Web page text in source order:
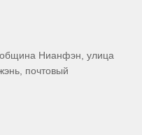
Нианфэн, улица
почтовый